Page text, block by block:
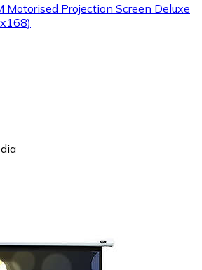
Motorised Projection Screen Deluxe